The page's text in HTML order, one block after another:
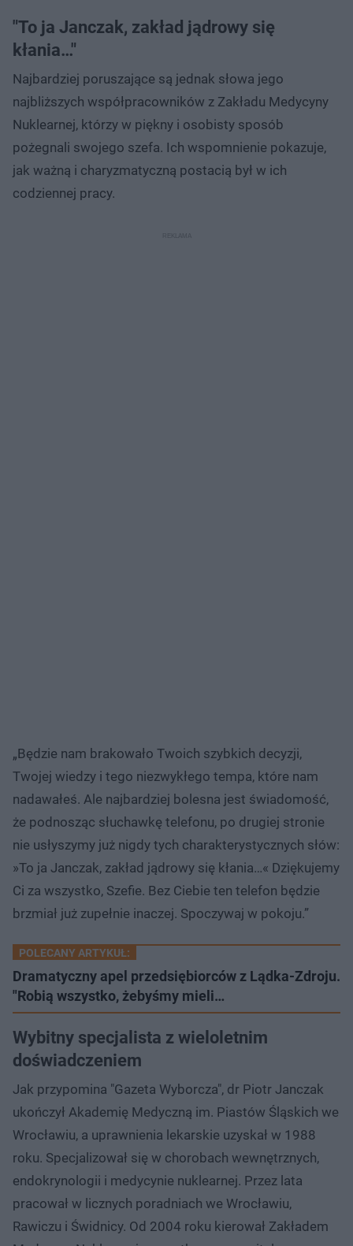
"To ja Janczak, zakład jądrowy się
kłania…"
Najbardziej poruszające są jednak słowa jego
najbliższych współpracowników z Zakładu Medycyny
Nuklearnej, którzy w piękny i osobisty sposób
pożegnali swojego szefa. Ich wspomnienie pokazuje,
jak ważną i charyzmatyczną postacią był w ich
codziennej pracy.
„Będzie nam brakowało Twoich szybkich decyzji,
Twojej wiedzy i tego niezwykłego tempa, które nam
nadawałeś. Ale najbardziej bolesna jest świadomość,
że podnosząc słuchawkę telefonu, po drugiej stronie
nie usłyszymy już nigdy tych charakterystycznych słów:
»To ja Janczak, zakład jądrowy się kłania…« Dziękujemy
Ci za wszystko, Szefie. Bez Ciebie ten telefon będzie
brzmiał już zupełnie inaczej. Spoczywaj w pokoju.”
POLECANY ARTYKUŁ:
Dramatyczny apel przedsiębiorców z Lądka-Zdroju.
"Robią wszystko, żebyśmy mieli…
Wybitny specjalista z wieloletnim
doświadczeniem
Jak przypomina "Gazeta Wyborcza", dr Piotr Janczak
ukończył Akademię Medyczną im. Piastów Śląskich we
Wrocławiu, a uprawnienia lekarskie uzyskał w 1988
roku. Specjalizował się w chorobach wewnętrznych,
endokrynologii i medycynie nuklearnej. Przez lata
pracował w licznych poradniach we Wrocławiu,
Rawiczu i Świdnicy. Od 2004 roku kierował Zakładem